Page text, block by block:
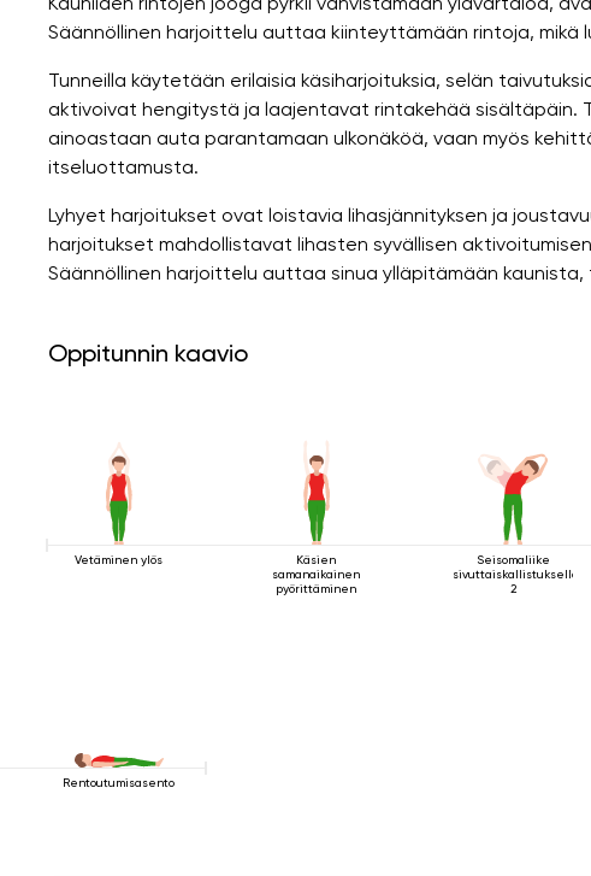
Säännöllinen harjoittelu auttaa kiinteyttämään rintoja, mikä
Tunneilla käytetään erilaisia ​​käsiharjoituksia, selän
aktivoivat hengitystä ja laajentavat rintakehää sisältäpäin.
ainoastaan ​​auta parantamaan ulkonäköä, vaan myös
itseluottamusta.
Lyhyet harjoitukset ovat loistavia lihasjännityksen ja
harjoitukset mahdollistavat lihasten syvällisen
Säännöllinen harjoittelu auttaa sinua ylläpitämään
Oppitunnin kaavio
Vetäminen ylös
Käsien
samanaikainen
pyörittäminen
Seisomaliike
sivuttaiskallistuksella
2
Rentoutumisasento